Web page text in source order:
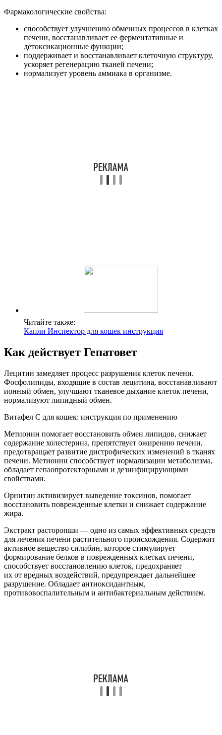
Фармакологические свойства:
способствует улучшению обменных процессов в клетках
печени, восстанавливает ее ферментативные и
детоксикационные функции;
поддерживает и восстанавливает клеточную структуру,
ускоряет регенерацию тканей печени;
нормализует уровень аммиака в организме.
Читайте также:
Капли Инспектор для кошек инструкция
Как действует Гепатовет
Лецитин замедляет процесс разрушения клеток печени.
Фосфолипиды, входящие в состав лецитина, восстанавливают
ионный обмен, улучшают тканевое дыхание клеток печени,
нормализуют липидный обмен.
Витафел С для кошек: инструкция по применению
Метионин помогает восстановить обмен липидов, снижает
содержание холестерина, препятствует ожирению печени,
предотвращает развитие дистрофических изменений в тканях
печени. Метионин способствует нормализации метаболизма,
обладает гепаопротекторными и дезинфицирующими
свойствами.
Орнитин активизирует выведение токсинов, помогает
восстановить поврежденные клетки и снижает содержание
жира.
Экстракт расторопши — одно из самых эффективных средств
для лечения печени растительного происхождения. Содержит
активное вещество силибин, которое стимулирует
формирование белков в поврежденных клетках печени,
способствует восстановлению клеток, предохраняет
их от вредных воздействий, предупреждает дальнейшее
разрушение. Обладает антиоксидантным,
противовоспалительным и антибактериальным действием.